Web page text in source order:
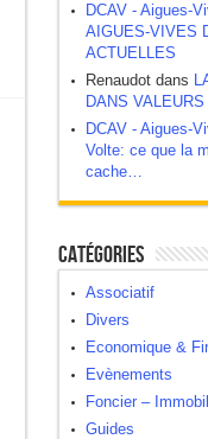
DCAV - Aigues-
AIGUES-VIVES
ACTUELLES
Renaudot dans
DANS
DCAV - Aigues-
Volte: ce que la
cache…
Catégories
Associatif
Divers
Economique &
Evènements
Foncier –
Guides